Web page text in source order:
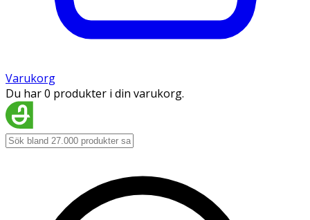
Varukorg
Du har 0 produkter i din varukorg.